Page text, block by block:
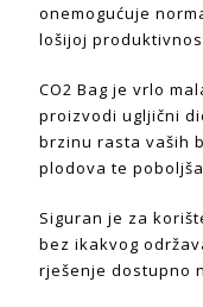
onemogućuje
lošijoj
CO2 Bag je vrlo
proizvodi ugljični
brzinu rasta vaših
plodova te
Siguran je za
bez ikakvog
rješenje dostupno